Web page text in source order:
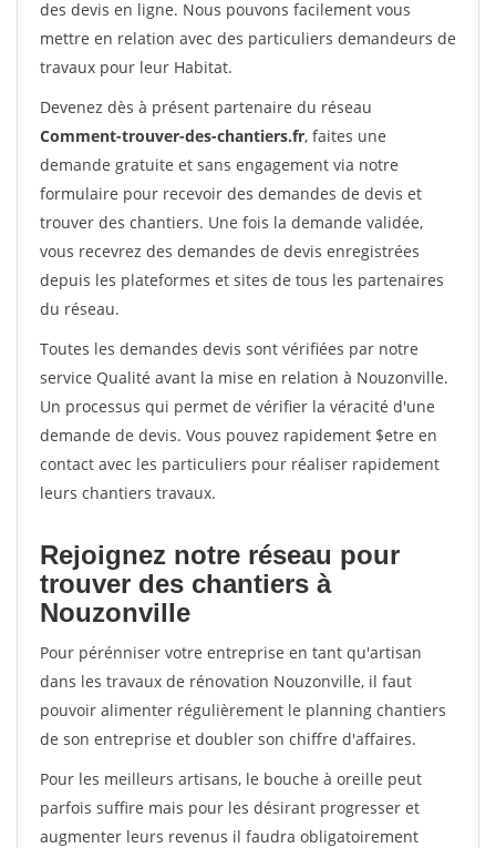
des devis en ligne. Nous pouvons facilement vous
mettre en relation avec des particuliers demandeurs de
travaux pour leur Habitat.
Devenez dès à présent partenaire du réseau
Comment-trouver-des-chantiers.fr, faites une
demande gratuite et sans engagement via notre
formulaire pour recevoir des demandes de devis et
trouver des chantiers. Une fois la demande validée,
vous recevrez des demandes de devis enregistrées
depuis les plateformes et sites de tous les partenaires
du réseau.
Toutes les demandes devis sont vérifiées par notre
service Qualité avant la mise en relation à Nouzonville.
Un processus qui permet de vérifier la véracité d'une
demande de devis. Vous pouvez rapidement $etre en
contact avec les particuliers pour réaliser rapidement
leurs chantiers travaux.
Rejoignez notre réseau pour
trouver des chantiers à
Nouzonville
Pour pérénniser votre entreprise en tant qu'artisan
dans les travaux de rénovation Nouzonville, il faut
pouvoir alimenter régulièrement le planning chantiers
de son entreprise et doubler son chiffre d'affaires.
Pour les meilleurs artisans, le bouche à oreille peut
parfois suffire mais pour les désirant progresser et
augmenter leurs revenus il faudra obligatoirement